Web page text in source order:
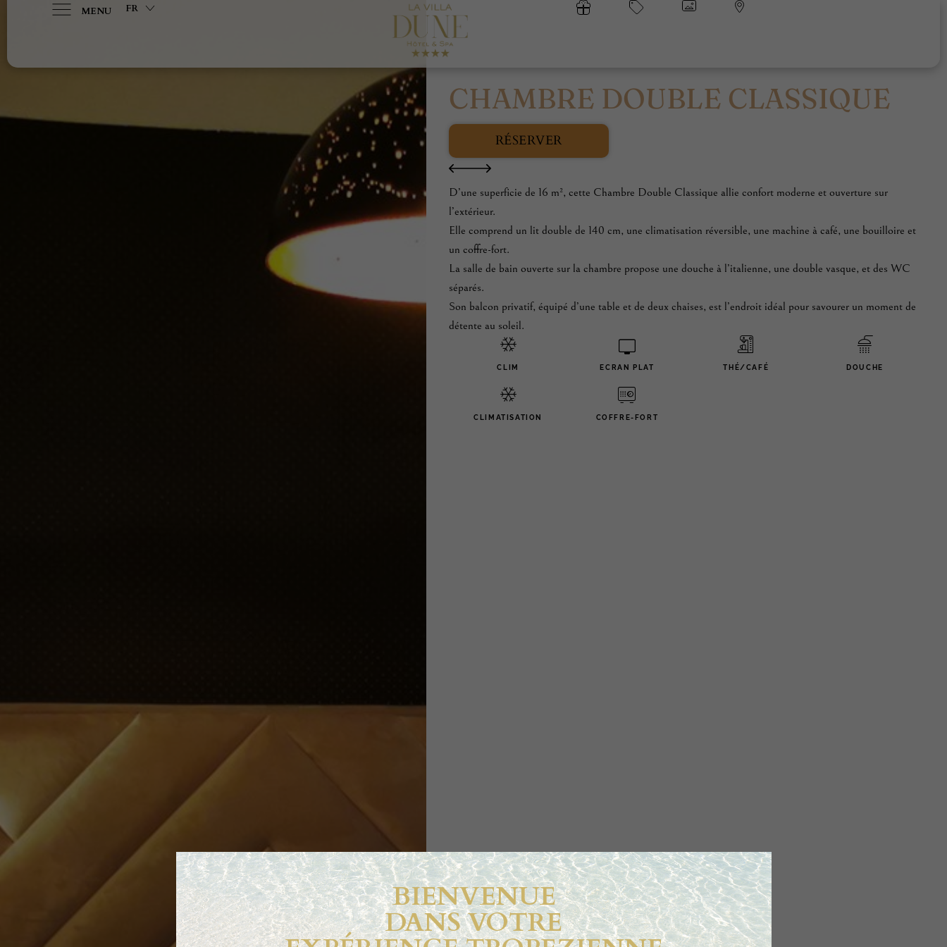
MENU FR
CHAMBRE DOUBLE CLASSIQUE
RÉSERVER
D’une superficie de 16 m², cette Chambre Double Classique allie confort moderne et ouverture sur
l’extérieur.
Elle comprend un lit double de 140 cm, une climatisation réversible, une machine à café, une bouilloire et
un coffre-fort.
La salle de bain ouverte sur la chambre propose une douche à l’italienne, une double vasque, et des WC
séparés.
Son balcon privatif, équipé d’une table et de deux chaises, est l’endroit idéal pour savourer un moment de
détente au soleil.
CLIM ECRAN PLAT THÉ/CAFÉ DOUCHE
CLIMATISATION COFFRE-FORT
BIENVENUE
DANS VOTRE